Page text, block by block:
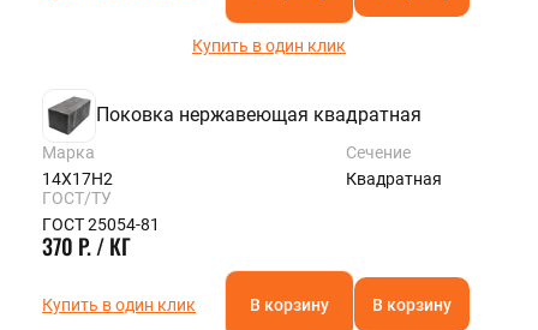
Купить в один клик
Поковка нержавеющая квадратная
Марка
14Х17Н2
Сечение
Квадратная
ГОСТ/ТУ
ГОСТ 25054-81
370 Р. / КГ
Купить в один клик В корзину В корзину